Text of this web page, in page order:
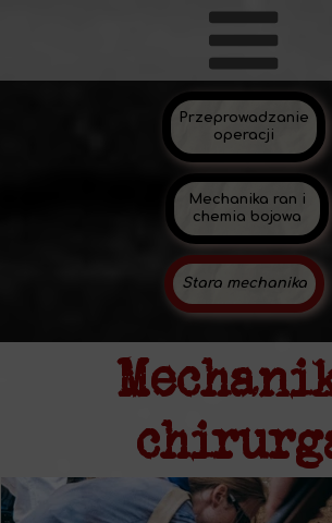
Stara mechanika
Przeprowadzanie
operacji
Mechanika ran i
chemia bojowa